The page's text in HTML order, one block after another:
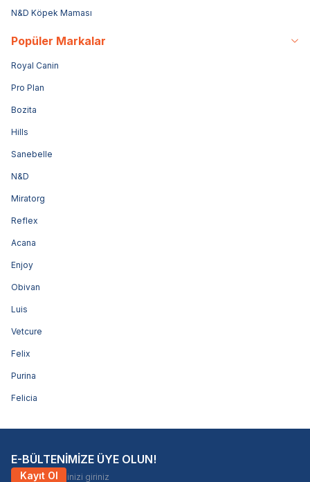
N&D Köpek Maması
Popüler Markalar
Royal Canin
Pro Plan
Bozita
Hills
Sanebelle
N&D
Miratorg
Reflex
Acana
Enjoy
Obivan
Luis
Vetcure
Felix
Purina
Felicia
E-BÜLTENİMİZE ÜYE OLUN!
Kayıt Ol